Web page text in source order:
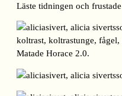
Läste tidningen och
Matade Horace 2.0.